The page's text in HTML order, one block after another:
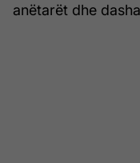
anëtarët dhe